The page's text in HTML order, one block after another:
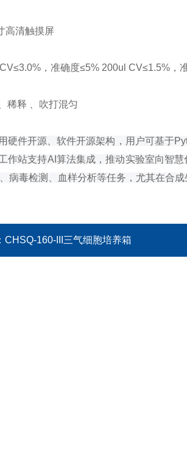
高清触摸屏
3.0% ，准确度≤5% 200ul CV≤1.5% ，
稀释 、吹打混匀
硬件开源、软件开源架构，用户可基于
作站支持AI算法集成，推动实验室向智慧
病毒检测、血样分析等任务，尤其在合
CHSQ-160-III三气细胞培养箱